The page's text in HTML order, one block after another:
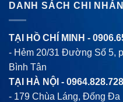
DANH SÁCH CHI
TẠI HỒ CHÍ MINH -
- Hẻm 20/31 Đường Số 5,
Bình Tân
TẠI HÀ NỘI - 0964.828.728
- 179 Chùa Láng, Đống Đa